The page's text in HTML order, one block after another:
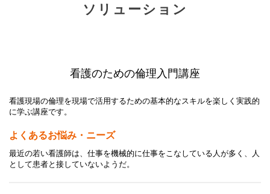
ソリューション
看護のための倫理入門講座
看護現場の倫理を現場で活用するための基本的なスキルを楽しく実践的
に学ぶ講座です。
よくあるお悩み・ニーズ
最近の若い看護師は、仕事を機械的に仕事をこなしている人が多く、人
として患者と接していないようだ。